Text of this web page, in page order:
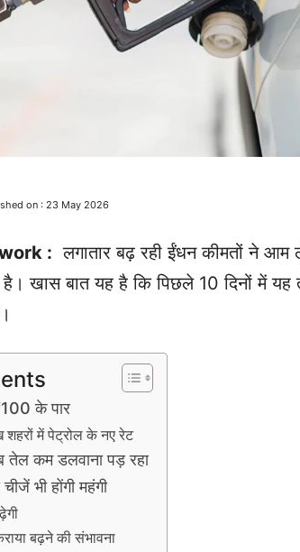
on : 23 May 2026
: लगातार बढ़ रही ईंधन कीमतों ने आम
है। खास बात यह है कि पिछले 10 दिनों में यह
के पार
शहरों में पेट्रोल के नए रेट
कम डलवाना पड़ रहा
भी होंगी महंगी
बढ़ने की संभावना